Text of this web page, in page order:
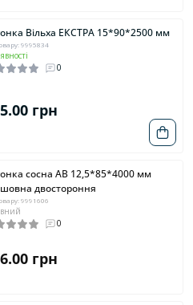
Вільха ЕКСТРА 15*90*2500 мм
9995834
0
грн
сосна AB 12,5*85*4000 мм
двостороння
9991606
0
грн